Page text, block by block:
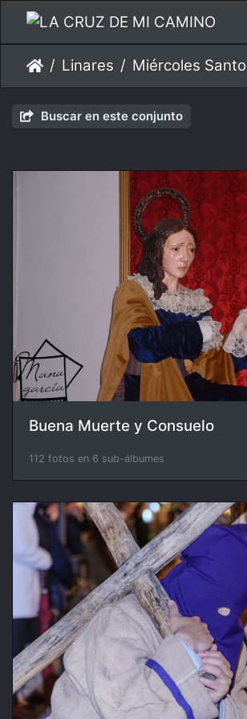
Linares Miércoles Santo
Buscar en este conjunto
Buena Muerte y Consuelo
112 fotos en 6 sub-álbumes